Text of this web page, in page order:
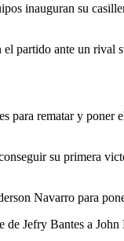
inauguran su
el partido ante un rival
para rematar y poner
su primera
Navarro para
Jefry Bantes a